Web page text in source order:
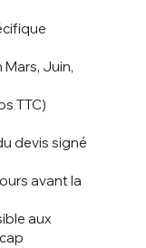
Mars, Juin,
TTC)
devis signé
avant la
aux